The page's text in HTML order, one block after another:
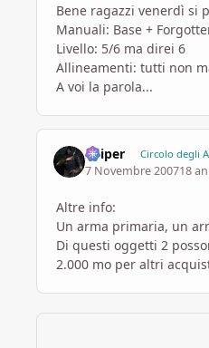
Bene ragazzi venerdì si
Manuali: Base +
Livello: 5/6 ma direi 6
Allineamenti: tutti non
A voi la parola...
Sniper Circolo degli
7 Novembre 200718
Altre info:
Un arma primaria, un
Di questi oggetti 2
2.000 mo per altri